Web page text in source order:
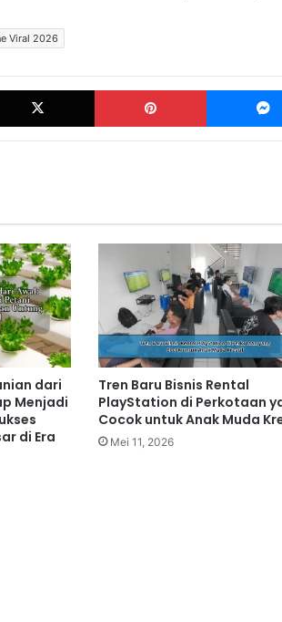
Viral 2026
X Pinterest
dari
Menjadi
di Era
Tren Baru Bisnis Rental
PlayStation di Perkotaan
Cocok untuk Anak Muda
Mei 11, 2026